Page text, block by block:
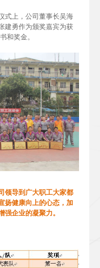
式上，公司董事长吴海
建勇作为颁奖嘉宾为获
和奖金。
领导到广大职工大家都
扬健康向上的心态，加
强企业的凝聚力。